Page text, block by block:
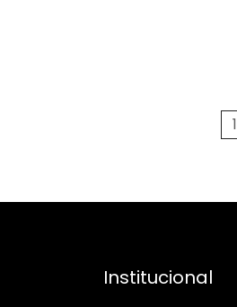
1
Institucional